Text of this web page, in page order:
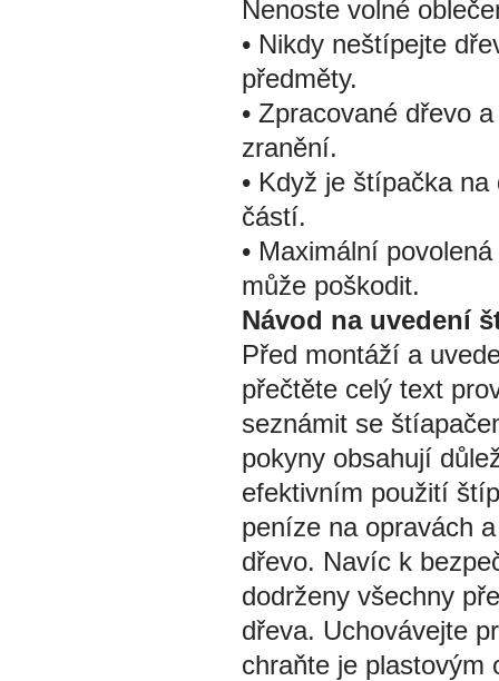
Nenoste volné
• Nikdy neštípejte
předměty.
• Zpracované dřevo
zranění.
• Když je štípačka
částí.
• Maximální
může poškodit.
Návod na uvedení
Před montáží a
přečtěte celý text
seznámit se
pokyny obsahují
efektivním použití
peníze na opravách
dřevo. Navíc k
dodrženy všechny
dřeva. Uchovávejte
chraňte je plastovým